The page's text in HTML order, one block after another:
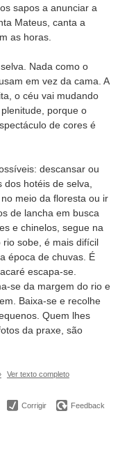
sapos a anunciar a
Mateus, canta a
as horas.
Nada como o
em vez da cama. A
o céu vai mudando
porque o
de cores é
descansar ou
dos hotéis de selva,
meio da floresta ou ir
de lancha em busca
e chinelos, segue na
sobe, é mais difícil
época de chuvas. É
escapa-se.
se da margem do rio e
Baixa-se e recolhe
Quem lhes
da praxe, são
Ver texto completo
Corrigir Feedback